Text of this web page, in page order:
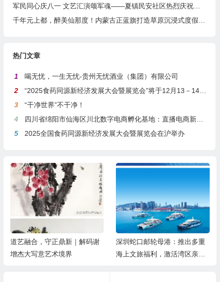
军民同心庆八一 文艺汇演颂军魂——夏镇民安社区热烈庆祝建军99周年
热门文章
1
喝无忧，一生无忧-贵州无忧酒业（集团）有限公司
2
“2025食药同源新经济发展大会暨展览会”将于12月13－14日在沪举行
3
“干净世界”不干净！
4
四川省绵阳市仙海区川北数字电商孵化基地：直播电商新引擎，预计年产值达5亿
5
2025全国食药同源新经济发展大会暨展览会在沪举办
道艺融合，守正鼎新｜解码谢
增杰大写意艺术境界
深圳蛇口邮轮母港：推出多重
海上文旅福利，激活湾区亲子